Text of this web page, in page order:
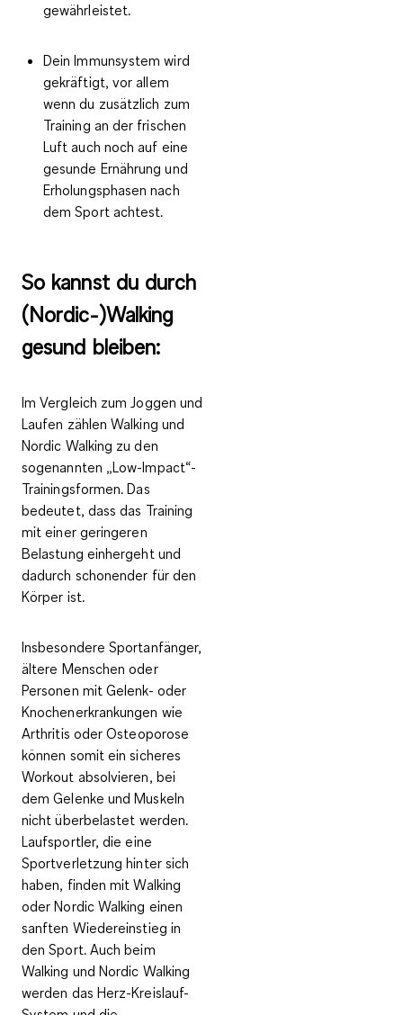
gewährleistet.
Dein Immunsystem wird
gekräftigt, vor allem
wenn du zusätzlich zum
Training an der frischen
Luft auch noch auf eine
gesunde Ernährung und
Erholungsphasen nach
dem Sport achtest.
So kannst du durch
(Nordic-)Walking
gesund bleiben:
Im Vergleich zum Joggen und
Laufen zählen Walking und
Nordic Walking zu den
sogenannten „Low-Impact“-
Trainingsformen. Das
bedeutet, dass das Training
mit einer geringeren
Belastung einhergeht und
dadurch schonender für den
Körper ist.
Insbesondere Sportanfänger,
ältere Menschen oder
Personen mit Gelenk- oder
Knochenerkrankungen wie
Arthritis oder Osteoporose
können somit einsicheres
Workout absolvieren, bei
dem Gelenke und Muskeln
nicht überbelastet werden.
Laufsportler, die eine
Sportverletzung hinter sich
haben, finden mit Walking
oder Nordic Walking einen
sanften Wiedereinstieg in
den Sport. Auch beim
Walking und Nordic Walking
werden das Herz-Kreislauf-